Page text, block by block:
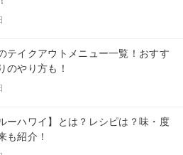
テイクアウトメニュー一覧！おすす
のやり方も！
ーハワイ】とは？レシピは？味・度
も紹介！